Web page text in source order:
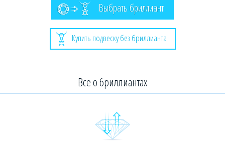
Выбрать бриллиант
Купить подвеску без бриллианта
Все о бриллиантах